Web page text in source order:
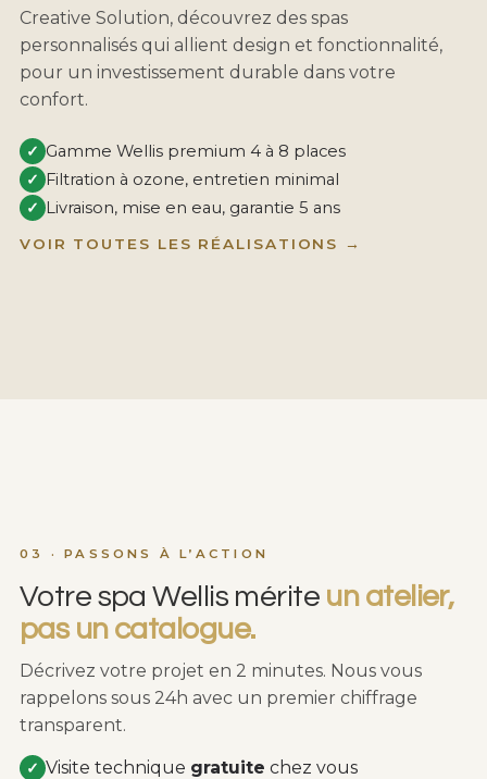
Creative Solution, découvrez des spas
personnalisés qui allient design et fonctionnalité,
pour un investissement durable dans votre
confort.
✓ Gamme Wellis premium 4 à 8 places
✓ Filtration à ozone, entretien minimal
✓ Livraison, mise en eau, garantie 5 ans
VOIR TOUTES LES RÉALISATIONS →
03 · PASSONS À L’ACTION
Votre spa Wellis mérite un atelier,
pas un catalogue.
Décrivez votre projet en 2 minutes. Nous vous
rappelons sous 24h avec un premier chiffrage
transparent.
✓ Visite technique gratuite chez vous